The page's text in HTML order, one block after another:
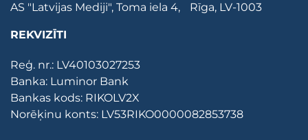
AS "Latvijas Mediji", Toma iela 4, Rīga, LV-1003
REKVIZĪTI
Reģ. nr.: LV40103027253
Banka: Luminor Bank
Bankas kods: RIKOLV2X
Norēķinu konts: LV53RIKO0000082853738